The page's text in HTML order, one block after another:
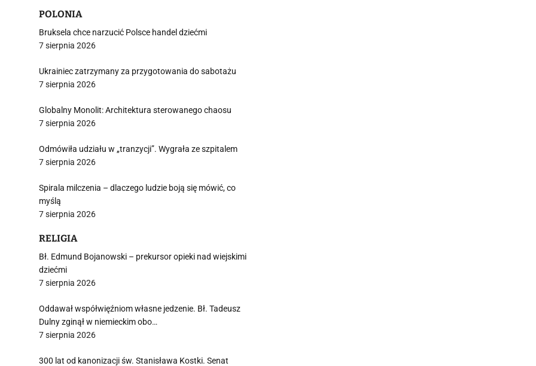
POLONIA
Bruksela chce narzucić Polsce handel dziećmi
7 sierpnia 2026
Ukrainiec zatrzymany za przygotowania do sabotażu
7 sierpnia 2026
Globalny Monolit: Architektura sterowanego chaosu
7 sierpnia 2026
Odmówiła udziału w „tranzycji”. Wygrała ze szpitalem
7 sierpnia 2026
Spirala milczenia – dlaczego ludzie boją się mówić, co
myślą
7 sierpnia 2026
RELIGIA
Bł. Edmund Bojanowski – prekursor opieki nad wiejskimi
dziećmi
7 sierpnia 2026
Oddawał współwięźniom własne jedzenie. Bł. Tadeusz
Dulny zginął w niemieckim obo…
7 sierpnia 2026
300 lat od kanonizacji św. Stanisława Kostki. Senat